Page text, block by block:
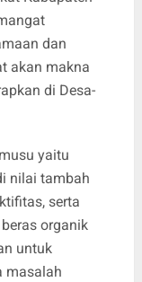
dan
akan makna
di Desa-
yaitu
nilai tambah
serta
organik
untuk
masalah